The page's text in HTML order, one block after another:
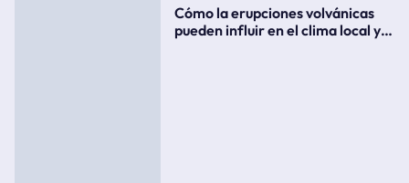
Cómo la erupciones volvánicas
pueden influir en el clima local y